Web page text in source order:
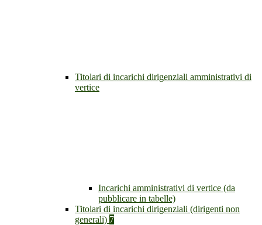
Titolari di incarichi dirigenziali amministrativi di
vertice
Incarichi amministrativi di vertice (da
pubblicare in tabelle)
Titolari di incarichi dirigenziali (dirigenti non
generali) 7